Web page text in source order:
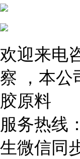
欢迎来电
察 ，本公
胶原料
服务热线
生微信同